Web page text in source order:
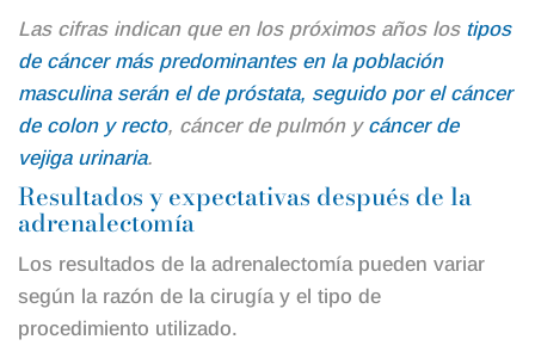
Las cifras indican que en los próximos años los tipos
de cáncer más predominantes en la población
masculina serán el de próstata, seguido por el cáncer
de colon y recto, cáncer de pulmón y cáncer de
vejiga urinaria.
Resultados y expectativas después de la
adrenalectomía
Los resultados de la adrenalectomía pueden variar
según la razón de la cirugía y el tipo de
procedimiento utilizado.